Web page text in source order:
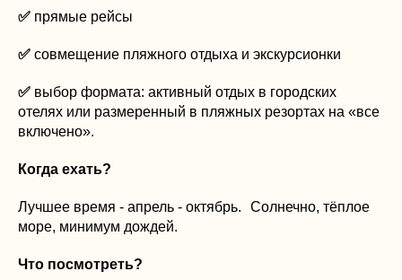
✅ прямые рейсы
✅ совмещение пляжного отдыха и экскурсионки
✅ выбор формата: активный отдых в городских
отелях или размеренный в пляжных резортах на «все
включено».
Когда ехать?
Лучшее время - апрель - октябрь. Солнечно, тёплое
море, минимум дождей.
Что посмотреть?